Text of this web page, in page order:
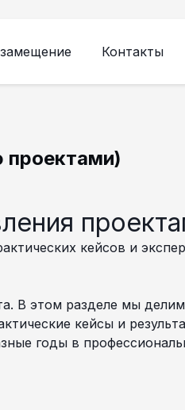
Контакты
проектами)
кейсов и
В этом разделе мы
кейсы и
годы в